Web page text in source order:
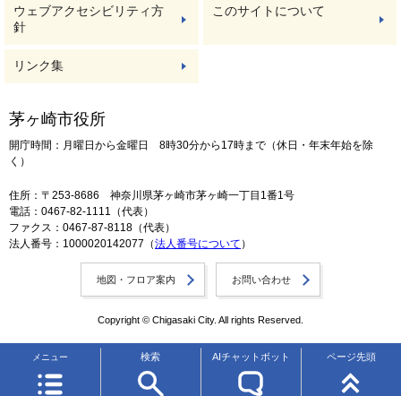
メニュー 検索 AIチャットボット ページ先頭
ウェブアクセシビリティ方
針
このサイトについて
リンク集
茅ヶ崎市役所
開庁時間：月曜日から金曜日 8時30分から17時まで（休日・年末年始を除
く）
住所：〒253-8686 神奈川県茅ヶ崎市茅ヶ崎一丁目1番1号
電話：0467-82-1111（代表）
ファクス：0467-87-8118（代表）
法人番号：1000020142077（法人番号について ）
地図・フロア案内 お問い合わせ
Copyright © Chigasaki City. All rights Reserved.